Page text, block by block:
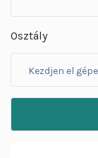
Osztály